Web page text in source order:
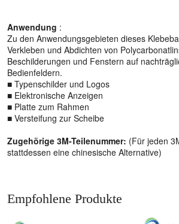
Anwendung :
Zu den Anwendungsgebieten dieses
Verkleben und Abdichten von
Beschilderungen und Fenstern auf
Bedienfeldern.
■ Typenschilder und Logos
■ Elektronische Anzeigen
■ Platte zum Rahmen
■ Versteifung zur Scheibe
Zugehörige 3M-Teilenummer: (Für jeden
stattdessen eine chinesische Alternative)
Empfohlene Produkte